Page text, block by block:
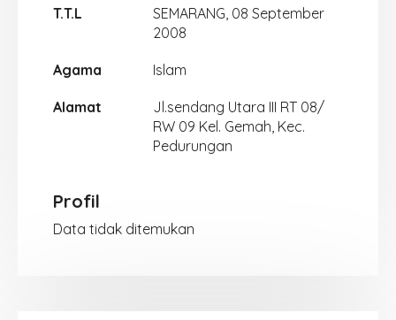
T.T.L
SEMARANG, 08 September
2008
Agama Islam
Alamat
Jl.sendang Utara III RT 08/
RW 09 Kel. Gemah, Kec.
Pedurungan
Profil
Data tidak ditemukan